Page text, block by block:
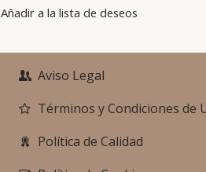
Añadir a la lista de deseos
Aviso Legal
Términos y Condiciones de
Política de Calidad